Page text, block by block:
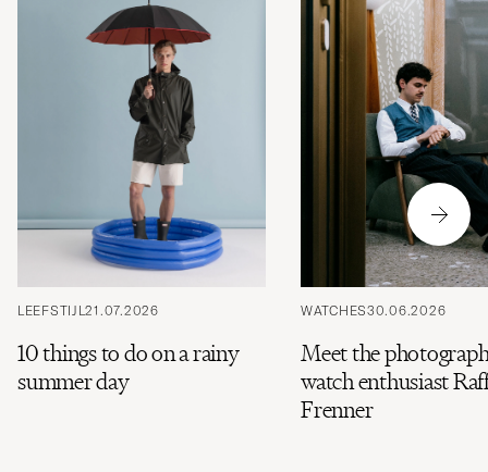
LEEFSTIJL21.07.2026
10 things to do on a rainy
summer day
WATCHES30.06.2026
Meet the
watch enthusiast
Frenner